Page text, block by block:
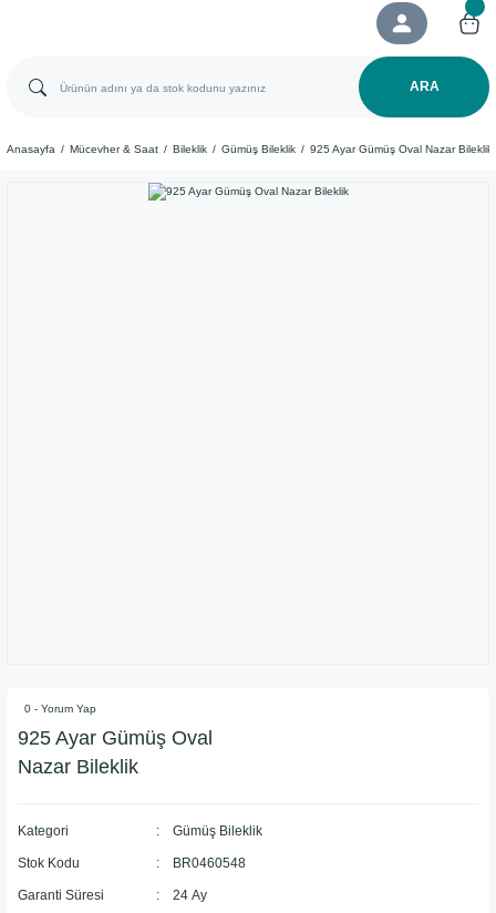
ARA
Anasayfa Mücevher & Saat Bileklik Gümüş Bileklik 925 Ayar Gümüş Oval Nazar Bileklik
0 - Yorum Yap
925 Ayar Gümüş Oval
Nazar Bileklik
Kategori Gümüş Bileklik
Stok Kodu BR0460548
Garanti Süresi 24 Ay